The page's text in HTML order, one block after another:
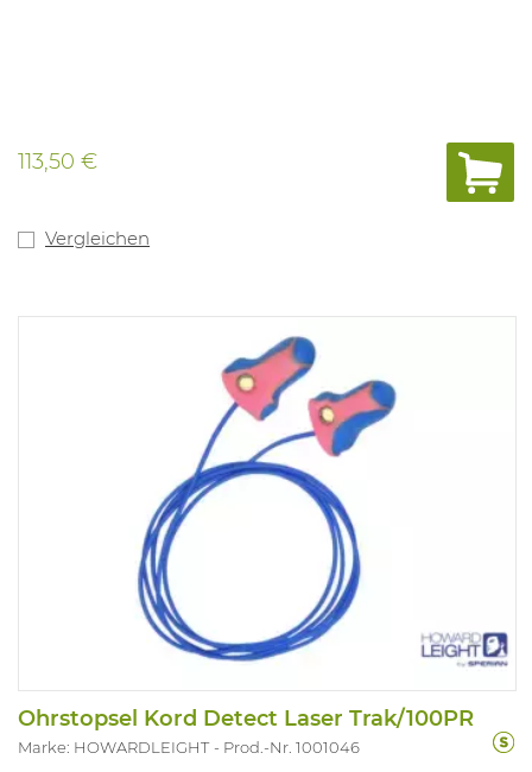
113,50 €
Vergleichen
Ohrstopsel Kord Detect Laser Trak/100PR
Marke: HOWARDLEIGHT Prod.-Nr. 1001046